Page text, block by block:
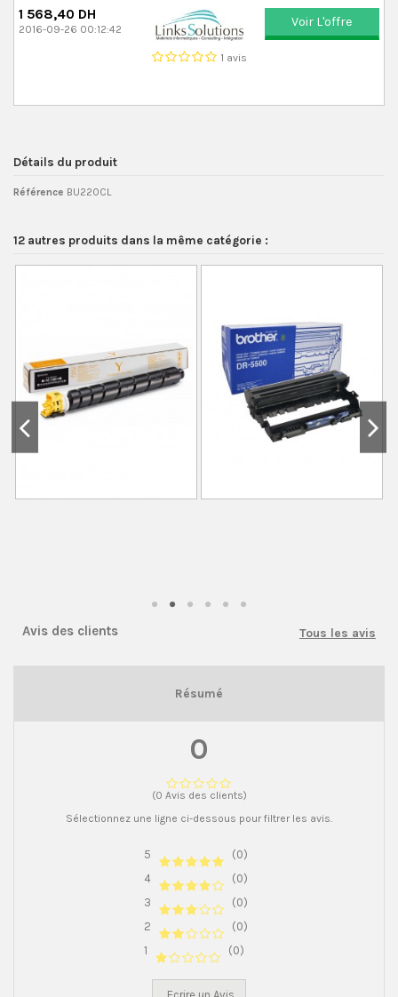
1 568,40 DH
2016-09-26 00:12:42
1 avis
Voir L'offre
Détails du produit
Référence BU220CL
12 autres produits dans la même catégorie :
Avis des clients Tous les avis
Résumé
0
(0 Avis des clients)
Sélectionnez une ligne ci-dessous pour filtrer les avis.
5
(0)
4
(0)
3
(0)
2
(0)
1
(0)